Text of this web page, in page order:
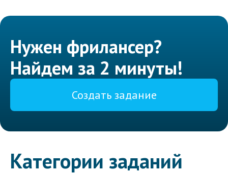
Нужен фрилансер?
Найдем за 2 минуты!
Создать задание
Категории заданий